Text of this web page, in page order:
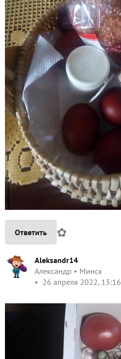
Ответить ✿
Aleksandr14
Александр
Минск
26 апреля 2022, 13:16